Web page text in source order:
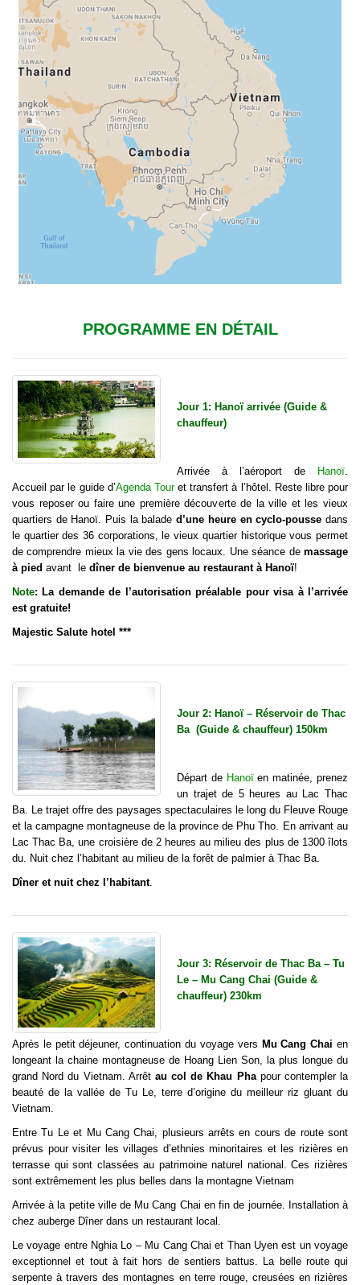
PROGRAMME EN DÉTAIL
Jour 1: Hanoï arrivée (Guide &
chauffeur)
Arrivée à l’aéroport de Hanoï
Accueil par le guide d’Agenda Touret transfert à l’hôtel. Reste libre pour
vous reposer ou faire une première découverte de la ville et les vieux
quartiers de Hanoï. Puis la baladed’une heure en cyclo-pousse dans
le quartier des 36 corporations, le vieux quartier historique vous permet
de comprendre mieux la vie des gens locaux. Une séance de massage
à pied avant le dîner de bienvenue au restaurant à Hanoï!
Note: La demande de l’autorisation préalable pour visa à l’arrivée
est gratuite!
Majestic Salute hotel ***
Jour 2: Hanoï – Réservoir de Thac
Ba (Guide & chauffeur) 150km
Départ deHanoïen matinée, prenez
un trajet de 5 heures au Lac Thac
Ba. Le trajet offre des paysages spectaculaires le long du Fleuve Rouge
et la campagne montagneuse de la province de Phu Tho. En arrivant au
Lac Thac Ba, une croisière de 2 heures au milieu des plus de 1300 îlots
du. Nuit chez l’habitant au milieu de la forêt de palmier à Thac Ba.
Dîner et nuit chez l’habitant.
Jour 3: Réservoir de Thac Ba – Tu
Le – Mu Cang Chai (Guide &
chauffeur) 230km
Après le petit déjeuner, continuation du voyage vers Mu Cang Chai en
longeant la chaine montagneuse de Hoang Lien Son, la plus longue du
grand Nord du Vietnam. Arrêt au col de Khau Phapour contempler la
beauté de la vallée de Tu Le, terre d’origine du meilleur riz gluant du
Vietnam.
Entre Tu Le et Mu Cang Chai, plusieurs arrêts en cours de route sont
prévus pour visiter les villages d’ethnies minoritaires et les rizières en
terrasse qui sont classées au patrimoine naturel national. Ces rizières
sont extrêmement les plus belles dans la montagne Vietnam
Arrivée à la petite ville de Mu Cang Chai en fin de journée. Installation à
chez auberge Dîner dans un restaurant local.
Le voyage entre Nghia Lo – Mu Cang Chai et Than Uyen est un voyage
exceptionnel et tout à fait hors de sentiers battus. La belle route qui
serpente à travers des montagnes en terre rouge, creusées en rizières